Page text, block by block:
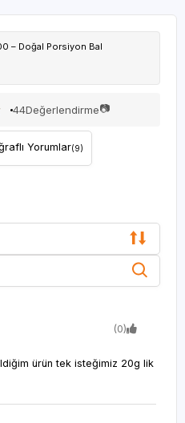
– Doğal Porsiyon Bal
44Değerlendirme📷
Yorumlar(9)
(0)
ürün tek isteğimiz 20g lik